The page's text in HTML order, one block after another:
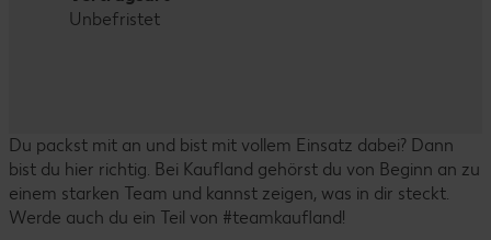
Unbefristet
Du packst mit an und bist mit vollem Einsatz dabei? Dann
bist du hier richtig. Bei Kaufland gehörst du von Beginn an zu
einem starken Team und kannst zeigen, was in dir steckt.
Werde auch du ein Teil von #teamkaufland!